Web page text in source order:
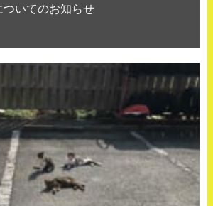
いてのお知らせ